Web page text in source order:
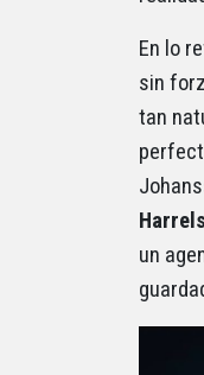
En lo
sin
tan
un